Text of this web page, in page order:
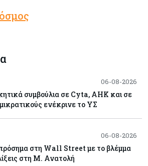
06-08-2026
συμβούλια σε Cyta, AHK και σε
ενέκρινε το ΥΣ
06-08-2026
στη Wall Street με το βλέμμα
στη Μ. Ανατολή